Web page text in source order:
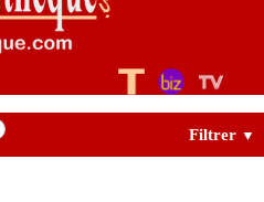
Filtrer ▼